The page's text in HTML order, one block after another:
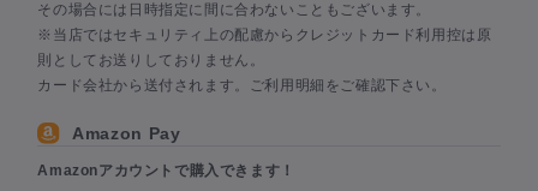
その場合には日時指定に間に合わないこともございます。
※当店ではセキュリティ上の配慮からクレジットカード利用控は原
則としてお送りしておりません。
カード会社から送付されます。ご利用明細をご確認下さい。
Amazon Pay
Amazonアカウントで購入できます！